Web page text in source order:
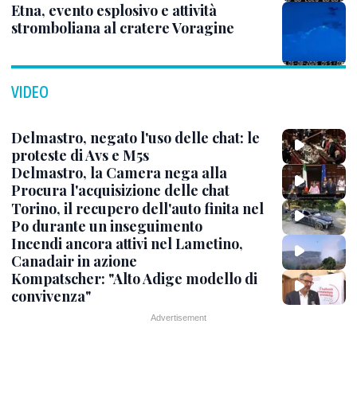
Etna, evento esplosivo e attività
stromboliana al cratere Voragine
VIDEO
Delmastro, negato l'uso delle chat: le
proteste di Avs e M5s
Delmastro, la Camera nega alla
Procura l'acquisizione delle chat
Torino, il recupero dell'auto finita nel
Po durante un inseguimento
Incendi ancora attivi nel Lametino,
Canadair in azione
Kompatscher: "Alto Adige modello di
convivenza"